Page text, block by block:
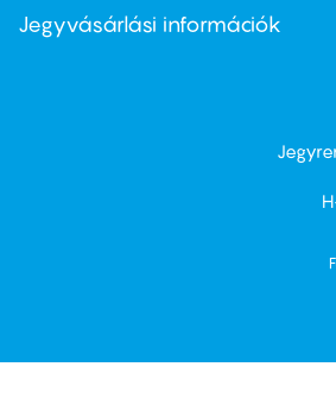
second
Jegyvásárlási információk